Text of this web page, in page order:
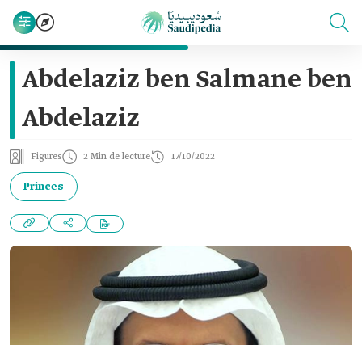
Abdelaziz ben Salmane ben
Abdelaziz
Figures 2 Min de lecture 17/10/2022
Princes